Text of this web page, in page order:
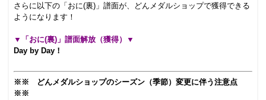
さらに以下の「おに(裏)」譜面が、どんメダルショップで獲得できる
ようになります！
▼「おに(裏)」譜面解放（獲得）▼
Day by Day！
※※ どんメダルショップのシーズン（季節）変更に伴う注意点
※※